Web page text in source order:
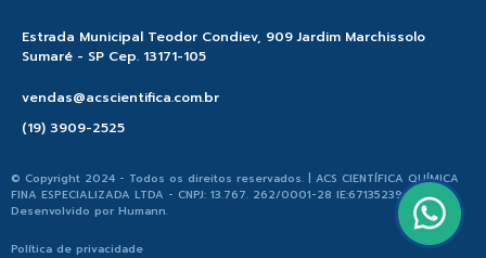
Estrada Municipal Teodor Condiev, 909 Jardim Marchissolo
Sumaré - SP Cep. 13171-105
vendas@acscientifica.com.br
(19) 3909-2525
© Copyright 2024 - Todos os direitos reservados. | ACS CIENTÍFICA QUÍMICA
FINA ESPECIALIZADA LTDA - CNPJ: 13.767. 262/0001-28 IE:671352396.176 |
Desenvolvido por Humann.
Política de privacidade